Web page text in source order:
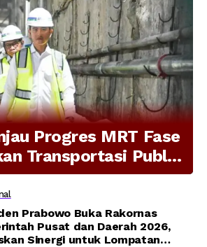
Progres MRT Fase
Transportasi Publik
Prioritas Nasional
Prabowo Buka Rakornas
Pusat dan Daerah 2026,
Sinergi untuk Lompatan